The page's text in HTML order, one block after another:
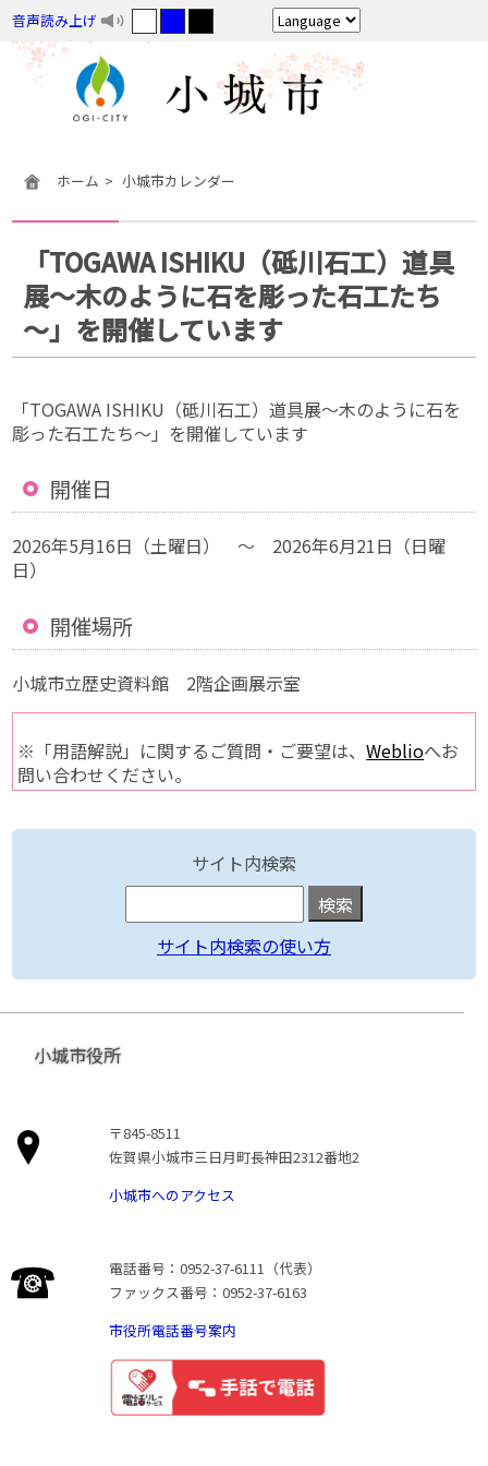
音声読み上げ
ホーム 小城市カレンダー
「TOGAWA ISHIKU（砥川石工）道具
展～木のように石を彫った石工たち
～」を開催しています
「TOGAWA ISHIKU（砥川石工）道具展～木のように石を
彫った石工たち～」を開催しています
開催日
2026年5月16日（土曜日） ～ 2026年6月21日（日曜
日）
開催場所
小城市立歴史資料館 2階企画展示室
※「用語解説」に関するご質問・ご要望は、Weblioへお
問い合わせください。
サイト内検索
サイト内検索の使い方
小城市役所
〒845-8511
佐賀県小城市三日月町長神田2312番地2
小城市へのアクセス
電話番号：0952-37-6111（代表）
ファックス番号：0952-37-6163
市役所電話番号案内